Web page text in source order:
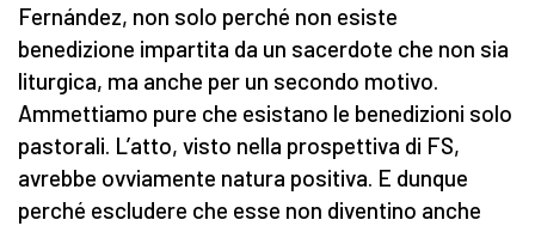
Fernández, non solo perché non esiste
benedizione impartita da un sacerdote che non sia
liturgica, ma anche per un secondo motivo.
Ammettiamo pure che esistano le benedizioni solo
pastorali. L’atto, visto nella prospettiva di FS,
avrebbe ovviamente natura positiva. E dunque
perché escludere che esse non diventino anche